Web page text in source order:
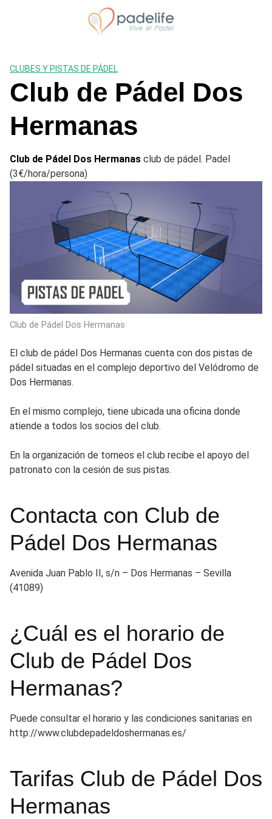
CLUBES Y PISTAS DE PÁDEL
Club de Pádel Dos
Hermanas
Club de Pádel Dos Hermanas club de pádel. Padel
(3€/hora/persona)
Club de Pádel Dos Hermanas
El club de pádel Dos Hermanas cuenta con dos pistas de
pádel situadas en el complejo deportivo del Velódromo de
Dos Hermanas.
En el mismo complejo, tiene ubicada una oficina donde
atiende a todos los socios del club.
En la organización de torneos el club recibe el apoyo del
patronato con la cesión de sus pistas.
Contacta con Club de
Pádel Dos Hermanas
Avenida Juan Pablo II, s/n – Dos Hermanas – Sevilla
(41089)
¿Cuál es el horario de
Club de Pádel Dos
Hermanas?
Puede consultar el horario y las condiciones sanitarias en
http://www.clubdepadeldoshermanas.es/
Tarifas Club de Pádel Dos
Hermanas